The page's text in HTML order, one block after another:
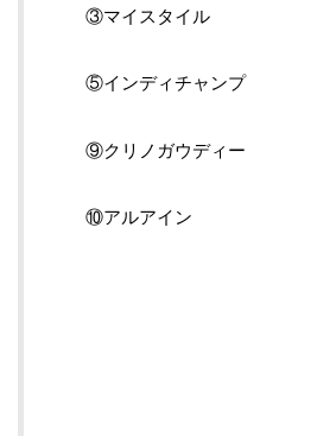
③マイスタイル
⑤インディチャンプ
⑨クリノガウディー
⑩アルアイン